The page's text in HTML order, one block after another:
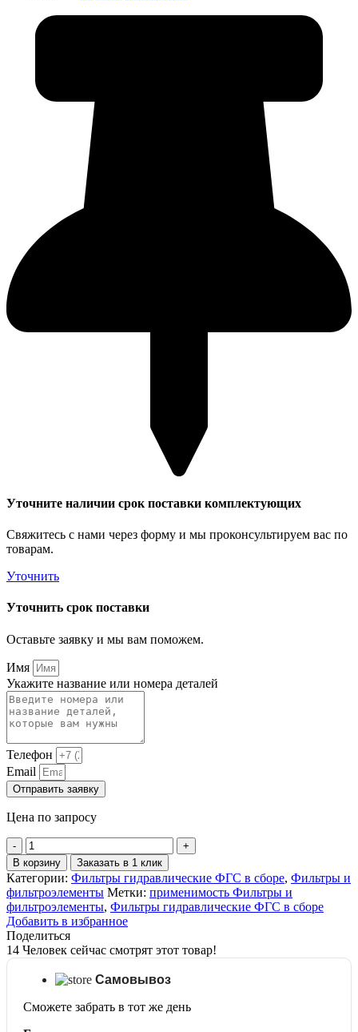
Уточните наличии срок поставки комплектующих
Свяжитесь с нами через форму и мы проконсультируем вас по
товарам.
Уточнить
Уточнить срок поставки
Оставьте заявку и мы вам поможем.
Имя
Укажите название или номера деталей
Телефон
Email
Отправить заявку
Цена по запросу
Количество
товара
Фильтр
в
сборе
ФГС-32-
1ом2
577-
99.2475-
В корзину Заказать в 1 клик
Категории: Фильтры гидравлические ФГС в сборе, Фильтры и
фильтроэлементы Метки: применимость Фильтры и
фильтроэлементы, Фильтры гидравлические ФГС в сборе
Добавить в избранное
Поделиться
14 Человек сейчас смотрят этот товар!
Самовывоз
Сможете забрать в тот же день